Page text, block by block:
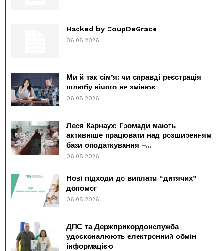
Hacked by CoupDeGrace
06.08.2026
Ми й так сім’я: чи справді реєстрація
шлюбу нічого не змінює
06.08.2026
Леся Карнаух: Громади мають
активніше працювати над розширенням
бази оподаткування –...
06.08.2026
Нові підходи до виплати “дитячих”
допомог
06.08.2026
ДПС та Держприкордонслужба
удосконалюють електронний обмін
інформацією